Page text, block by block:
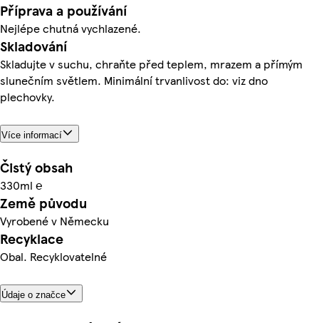
Příprava a používání
Nejlépe chutná vychlazené.
Skladování
Skladujte v suchu, chraňte před teplem, mrazem a přímým
slunečním světlem. Minimální trvanlivost do: viz dno
plechovky.
Více informací
Čistý obsah
330ml ℮
Země původu
Vyrobené v Německu
Recyklace
Obal. Recyklovatelné
Údaje o značce